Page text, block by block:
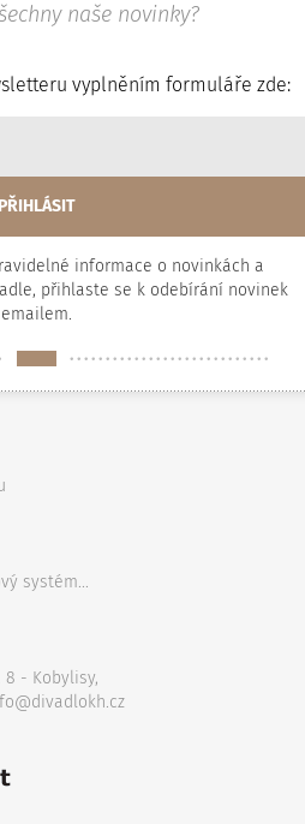
naše novinky?
vyplněním formuláře zde:
informace o novinkách a
přihlaste se k odebírání novinek
emailem.
systém...
8 - Kobylisy,